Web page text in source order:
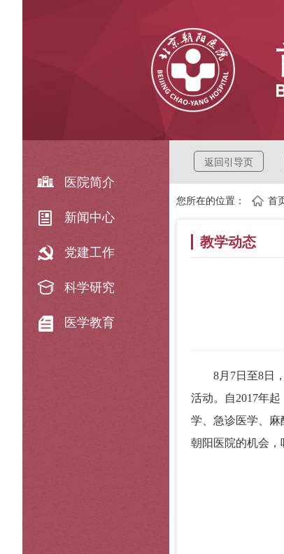
医院简介
新闻中心
党建工作
科学研究
医学教育
返回引导页
您所在的位置： 首
教学动态
8月7日至8日
活动。自2017年
学、急诊医学、
朝阳医院的机会，